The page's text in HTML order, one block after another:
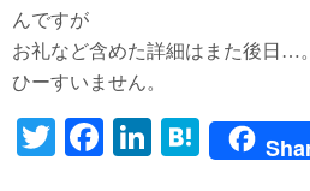
んですが
お礼など含めた詳細はまた後日…。
ひーすいません。
T
Fa
Li H